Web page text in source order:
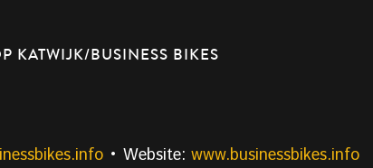
KATWIJK/BUSINESS BIKES
• Website: www.businessbikes.info